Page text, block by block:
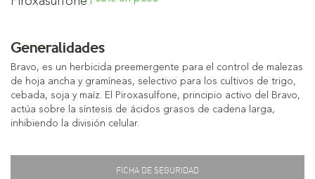
Generalidades
Bravo, es un herbicida preemergente para el control de malezas
de hoja ancha y gramíneas, selectivo para los cultivos de trigo,
cebada, soja y maíz. El Piroxasulfone, principio activo del Bravo,
actúa sobre la síntesis de ácidos grasos de cadena larga,
inhibiendo la división celular.
FICHA DE SEGURIDAD